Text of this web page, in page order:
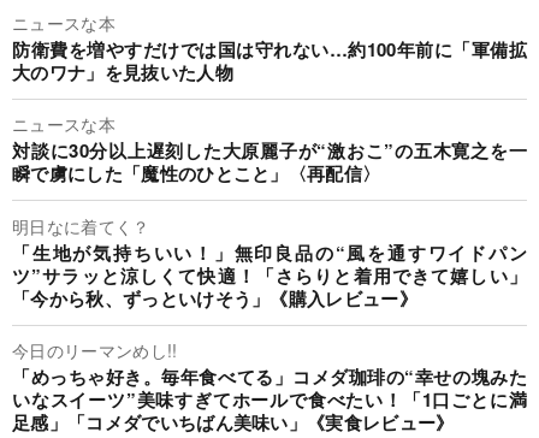
ニュースな本
防衛費を増やすだけでは国は守れない…約100年前に「軍備拡
大のワナ」を見抜いた人物
ニュースな本
対談に30分以上遅刻した大原麗子が“激おこ”の五木寛之を一
瞬で虜にした「魔性のひとこと」〈再配信〉
明日なに着てく？
「生地が気持ちいい！」無印良品の“風を通すワイドパン
ツ”サラッと涼しくて快適！「さらりと着用できて嬉しい」
「今から秋、ずっといけそう」《購入レビュー》
今日のリーマンめし!!
「めっちゃ好き。毎年食べてる」コメダ珈琲の“幸せの塊みた
いなスイーツ”美味すぎてホールで食べたい！「1口ごとに満
足感」「コメダでいちばん美味い」《実食レビュー》